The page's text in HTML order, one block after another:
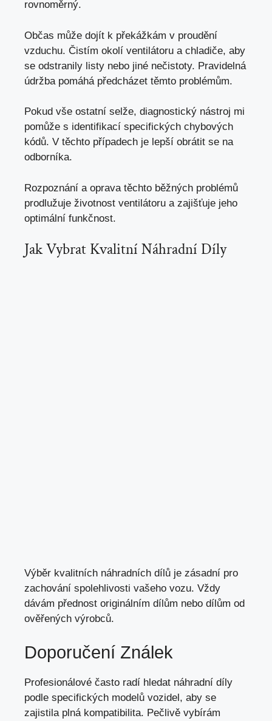
rovnoměrný.
Občas může dojít k překážkám v proudění
vzduchu. Čistím okolí ventilátoru a chladiče, aby
se odstranily listy nebo jiné nečistoty. Pravidelná
údržba pomáhá předcházet těmto problémům.
Pokud vše ostatní selže, diagnostický nástroj mi
pomůže s identifikací specifických chybových
kódů. V těchto případech je lepší obrátit se na
odborníka.
Rozpoznání a oprava těchto běžných problémů
prodlužuje životnost ventilátoru a zajišťuje jeho
optimální funkčnost.
Jak Vybrat Kvalitní Náhradní Díly
Výběr kvalitních náhradních dílů je zásadní pro
zachování spolehlivosti vašeho vozu. Vždy
dávám přednost originálním dílům nebo dílům od
ověřených výrobců.
Doporučení Ználek
Profesionálové často radí hledat náhradní díly
podle specifických modelů vozidel, aby se
zajistila plná kompatibilita. Pečlivě vybírám